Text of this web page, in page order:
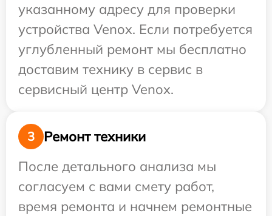
указанному адресу для проверки
устройства Venox. Если потребуется
углубленный ремонт мы бесплатно
доставим технику в сервис в
сервисный центр Venox.
3
Ремонт техники
После детального анализа мы
согласуем с вами смету работ,
время ремонта и начнем ремонтные